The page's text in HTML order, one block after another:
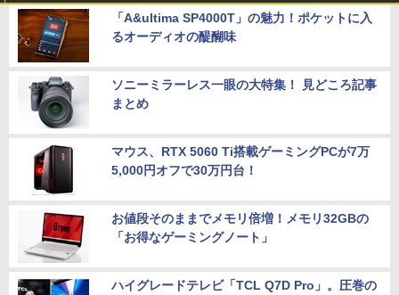
「A&ultima SP4000T」の魅力！ポケットに入
るオーディオの醍醐味
ソニーミラーレス一眼の大特集！ 見どころ記事
まとめ
マウス、RTX 5060 Ti搭載ゲーミングPCが7万
5,000円オフで30万円台！
お値段そのままでメモリ倍増！メモリ32GBの
「お得なゲーミングノート」
ハイグレードテレビ「TCL Q7D Pro」。圧巻の